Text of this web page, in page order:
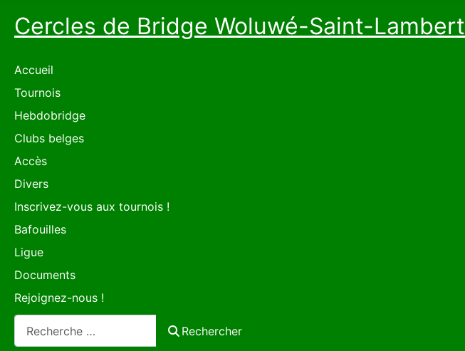
Cercles de Bridge Woluwé-Saint-Lambert
Accueil
Tournois
Hebdobridge
Clubs belges
Accès
Divers
Inscrivez-vous aux tournois !
Bafouilles
Ligue
Documents
Rejoignez-nous !
Rechercher